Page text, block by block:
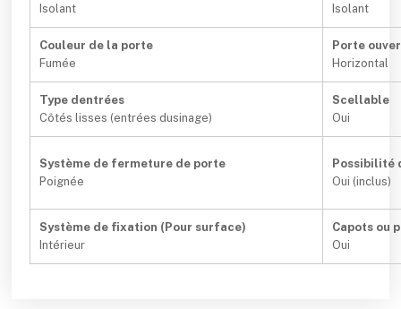
Isolant
Isolant
Couleur de la porte
Fumée
Porte
Horizontal
Type dentrées
Côtés lisses (entrées dusinage)
Scellable
Oui
Système de fermeture de porte
Poignée
Possibilité
Oui (inclus)
Système de fixation (Pour surface)
Intérieur
Capots ou
Oui